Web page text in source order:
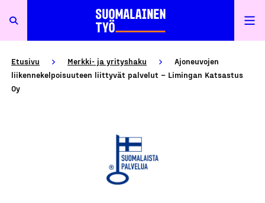
Etusivu Merkki- ja yrityshaku
Ajoneuvojen
liikennekelpoisuuteen liittyvät palvelut – Limingan Katsastus
Oy